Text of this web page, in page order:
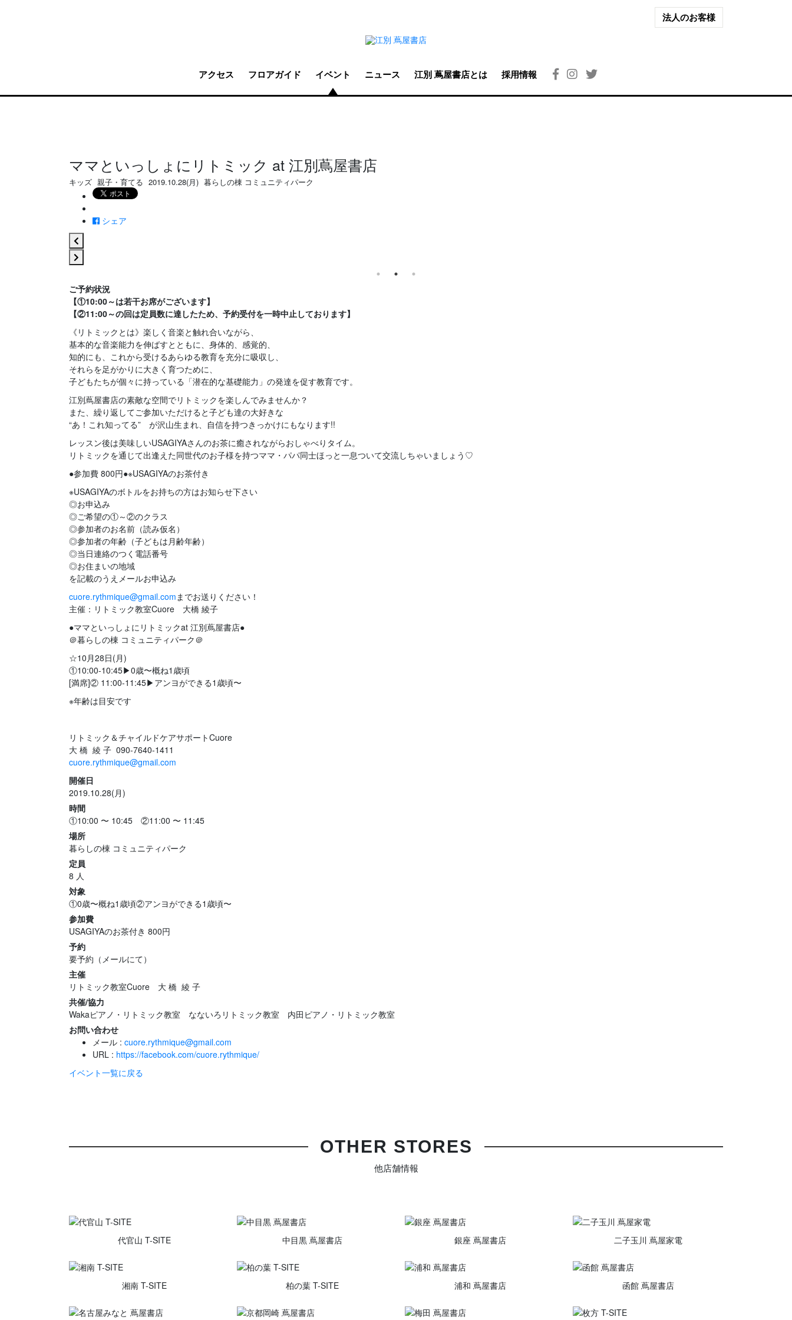
法人のお客様
アクセス フロアガイド イベント ニュース 江別 蔦屋書店とは 採用情報
ママといっしょにリトミック at 江別蔦屋書店
キッズ 親子・育てる 2019.10.28(月) 暮らしの棟 コミュニティパーク
シェア
ご予約状況
【①10:00～は若干お席がございます】
【②11:00～の回は定員数に達したため、予約受付を一時中止しております】
《リトミックとは》楽しく音楽と触れ合いながら、
基本的な音楽能力を伸ばすとともに、身体的、感覚的、
知的にも、これから受けるあらゆる教育を充分に吸収し、
それらを足がかりに大きく育つために、
子どもたちが個々に持っている「潜在的な基礎能力」の発達を促す教育です。
江別蔦屋書店の素敵な空間でリトミックを楽しんでみませんか？
また、繰り返してご参加いただけると子ども達の大好きな
“あ！これ知ってる” が沢山生まれ、自信を持つきっかけにもなります!!
レッスン後は美味しいUSAGIYAさんのお茶に癒されながらおしゃべりタイム。
リトミックを通じて出逢えた同世代のお子様を持つママ・パパ同士ほっと一息ついて交流しちゃいましょう♡
●参加費 800円●※USAGIYAのお茶付き
※USAGIYAのボトルをお持ちの方はお知らせ下さい
◎お申込み
◎ご希望の①～②のクラス
◎参加者のお名前（読み仮名）
◎参加者の年齢（子どもは月齢年齢）
◎当日連絡のつく電話番号
◎お住まいの地域
を記載のうえメールお申込み
cuore.rythmique@gmail.comまでお送りください！
主催：リトミック教室Cuore 大橋 綾子
●ママといっしょにリトミックat 江別蔦屋書店●
＠暮らしの棟 コミュニティパーク＠
☆10月28日(月)
①10:00-10:45▶︎0歳〜概ね1歳頃
[満席]② 11:00-11:45▶︎アンヨができる1歳頃〜
※年齢は目安です
リトミック＆チャイルドケアサポートCuore
大 橋 綾 子 090-7640-1411
cuore.rythmique@gmail.com
開催日
2019.10.28(月)
時間
①10:00 〜 10:45 ②11:00 〜 11:45
場所
暮らしの棟 コミュニティパーク
定員
8 人
対象
①0歳〜概ね1歳頃②アンヨができる1歳頃〜
参加費
USAGIYAのお茶付き 800円
予約
要予約（メールにて）
主催
リトミック教室Cuore 大 橋 綾 子
共催/協力
Wakaピアノ・リトミック教室 なないろリトミック教室 内田ピアノ・リトミック教室
お問い合わせ
メール : cuore.rythmique@gmail.com
URL : https://facebook.com/cuore.rythmique/
イベント一覧に戻る
OTHER STORES
他店舗情報
代官山 T-SITE 中目黒 蔦屋書店 銀座 蔦屋書店 二子玉川 蔦屋家電
湘南 T-SITE 柏の葉 T-SITE 浦和 蔦屋書店 函館 蔦屋書店